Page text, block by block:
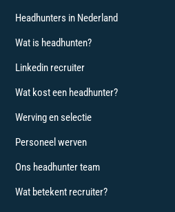
Headhunters in Nederland
Wat is headhunten?
Linkedin recruiter
Wat kost een headhunter?
Werving en selectie
Personeel werven
Ons headhunter team
Wat betekent recruiter?